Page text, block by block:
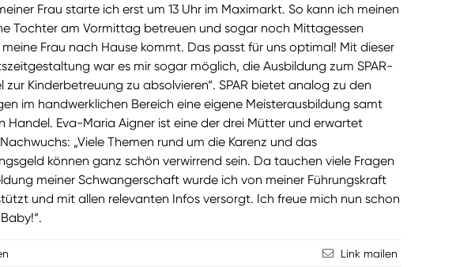
Frau starte ich erst um 13 Uhr im Maximarkt. So kann ich meinen
Tochter am Vormittag betreuen und sogar noch Mittagessen
Frau nach Hause kommt. Das passt für uns optimal! Mit dieser
war es mir sogar möglich, die Ausbildung zum SPAR-
zur Kinderbetreuung zu absolvieren“. SPAR bietet analog zu den
im handwerklichen Bereich eine eigene Meisterausbildung samt
Handel. Eva-Maria Aigner ist eine der drei Mütter und erwartet
„Viele Themen rund um die Karenz und das
können ganz schön verwirrend sein. Da tauchen viele Fragen
meiner Schwangerschaft wurde ich von meiner Führungskraft
und mit allen relevanten Infos versorgt. Ich freue mich nun schon
Link mailen